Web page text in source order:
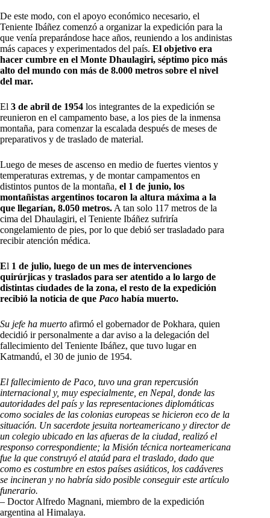
De este modo, con el apoyo económico necesario, el
Teniente Ibáñez comenzó a organizar la expedición para la
que venía preparándose hace años, reuniendo a los andinistas
más capaces y experimentados del país. El objetivo era
hacer cumbre en el Monte Dhaulagiri, séptimo pico más
alto del mundo con más de 8.000 metros sobre el nivel
del mar.
El 3 de abril de 1954 los integrantes de la expedición se
reunieron en el campamento base, a los pies de la inmensa
montaña, para comenzar la escalada después de meses de
preparativos y de traslado de material.
Luego de meses de ascenso en medio de fuertes vientos y
temperaturas extremas, y de montar campamentos en
distintos puntos de la montaña, el 1 de junio, los
montañistas argentinos tocaron la altura máxima a la
que llegarían, 8.050 metros. A tan solo 117 metros de la
cima del Dhaulagiri, el Teniente Ibáñez sufriría
congelamiento de pies, por lo que debió ser trasladado para
recibir atención médica.
El 1 de julio, luego de un mes de intervenciones
quirúrjicas y traslados para ser atentido a lo largo de
distintas ciudades de la zona, el resto de la expedición
recibió la noticia de que Paco había muerto.
Su jefe ha muerto afirmó el gobernador de Pokhara, quien
decidió ir personalmente a dar aviso a la delegación del
fallecimiento del Teniente Ibáñez, que tuvo lugar en
Katmandú, el 30 de junio de 1954.
El fallecimiento de Paco, tuvo una gran repercusión
internacional y, muy especialmente, en Nepal, donde las
autoridades del país y las representaciones diplomáticas
como sociales de las colonias europeas se hicieron eco de la
situación. Un sacerdote jesuita norteamericano y director de
un colegio ubicado en las afueras de la ciudad, realizó el
responso correspondiente; la Misión técnica norteamericana
fue la que construyó el ataúd para el traslado, dado que
como es costumbre en estos países asiáticos, los cadáveres
se incineran y no habría sido posible conseguir este artículo
funerario.
– Doctor Alfredo Magnani, miembro de la expedición
argentina al Himalaya.